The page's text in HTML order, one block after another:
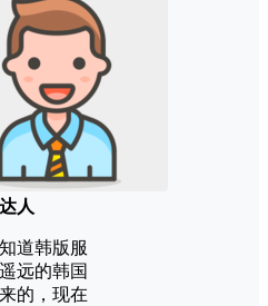
人
道韩版服
远的韩国
的，现在